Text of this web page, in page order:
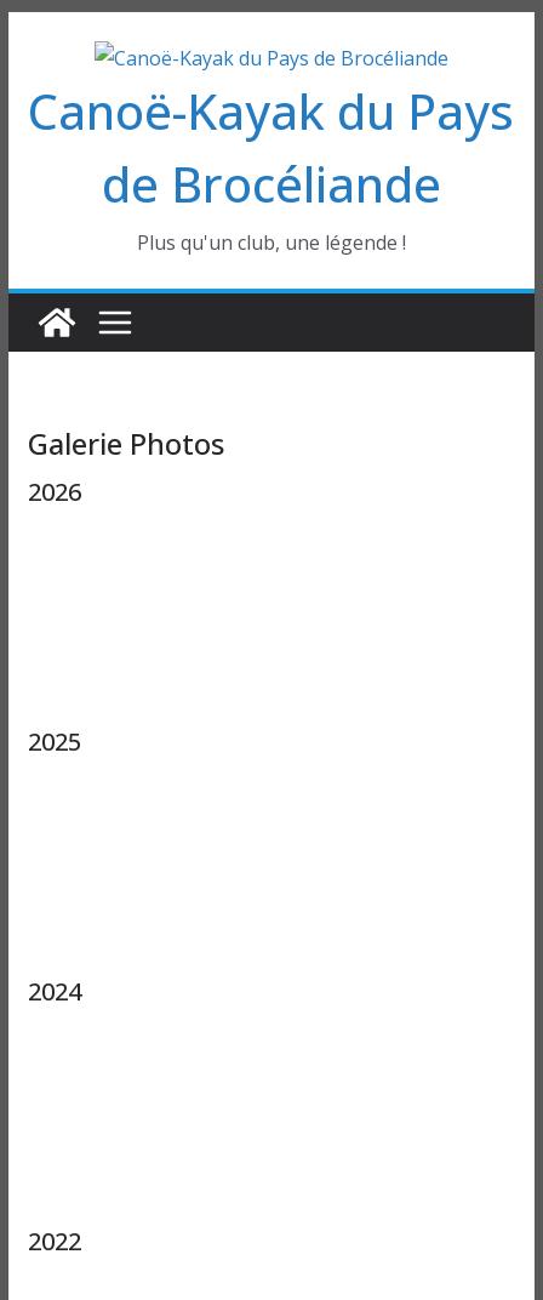
contenu
Canoë-Kayak du Pays
de Brocéliande
Plus qu'un club, une légende !
Galerie Photos
2026
2025
2024
2022